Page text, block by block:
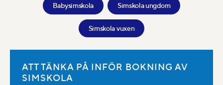
Babysimskola Simskola ungdom
Simskola vuxen
ATT TÄNKA PÅ INFÖR BOKNING AV
SIMSKOLA